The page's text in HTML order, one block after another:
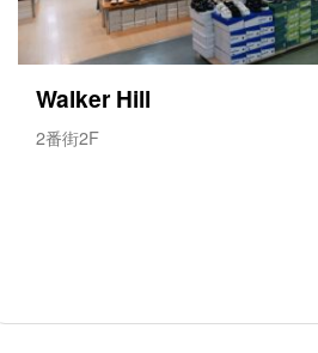
Walker Hill
2番街2F